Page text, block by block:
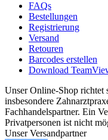
FAQs
Bestellungen
Registrierung
Versand
Retouren
Barcodes erstellen
Download
Unser Online-Shop richtet
insbesondere
Fachhandelspartner. Ein
Privatpersonen ist nicht
Unser Versandpartner